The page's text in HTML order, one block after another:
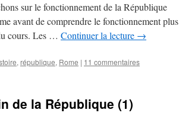
sur le fonctionnement de la République
avant de comprendre le fonctionnement plus
cours. Les … Continuer la lecture →
, république, Rome | 11 commentaires
de la République (1)